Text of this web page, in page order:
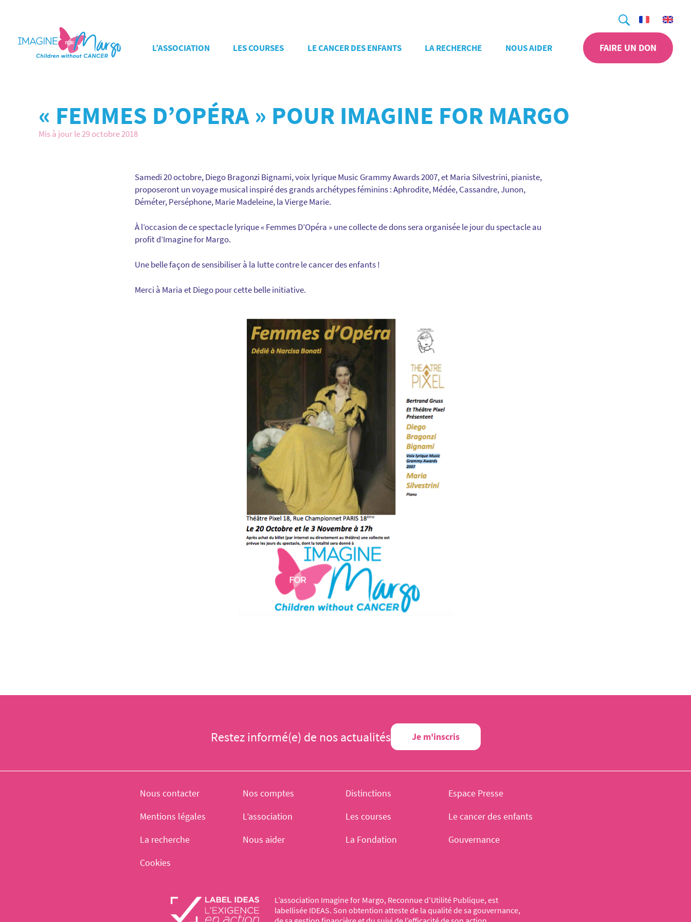
Recherche
L’ASSOCIATION LES COURSES LE CANCER DES ENFANTS LA RECHERCHE NOUS AIDER FAIRE UN DON
« FEMMES D’OPÉRA » POUR IMAGINE FOR MARGO
Mis à jour le 29 octobre 2018
Samedi 20 octobre, Diego Bragonzi Bignami, voix lyrique Music Grammy Awards 2007, et Maria Silvestrini, pianiste,
proposeront un voyage musical inspiré des grands archétypes féminins : Aphrodite, Médée, Cassandre, Junon,
Déméter, Perséphone, Marie Madeleine, la Vierge Marie.
À l’occasion de ce spectacle lyrique « Femmes D’Opéra » une collecte de dons sera organisée le jour du spectacle au
profit d’Imagine for Margo.
Une belle façon de sensibiliser à la lutte contre le cancer des enfants !
Merci à Maria et Diego pour cette belle initiative.
Restez informé(e) de nos actualités Je m'inscris
L’association Imagine for Margo, Reconnue d’Utilité Publique, est
labellisée IDEAS. Son obtention atteste de la qualité de sa gouvernance,
Nous contacter Nos comptes Distinctions
Espace Presse
Mentions légales
L’association Les courses
Le cancer des enfants
La recherche
Nous aider La Fondation
Gouvernance
Cookies